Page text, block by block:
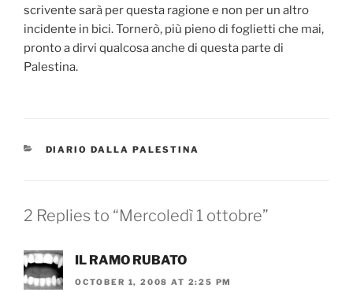
scrivente sarà per questa ragione e non per un altro
incidente in bici. Tornerò, più pieno di foglietti che mai,
pronto a dirvi qualcosa anche di questa parte di
Palestina.
CATEGORIES
DIARIO DALLA PALESTINA
2 Replies to “Mercoledì 1 ottobre”
IL RAMO RUBATO
OCTOBER 1, 2008 AT 2:25 PM